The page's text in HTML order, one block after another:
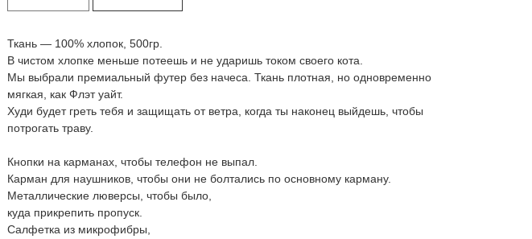
Ткань — 100% хлопок, 500гр.
В чистом хлопке меньше потеешь и не ударишь током своего кота.
Мы выбрали премиальный футер без начеса. Ткань плотная, но одновременно
мягкая, как Флэт уайт.
Худи будет греть тебя и защищать от ветра, когда ты наконец выйдешь, чтобы
потрогать траву.
Кнопки на карманах, чтобы телефон не выпал.
Карман для наушников, чтобы они не болтались по основному карману.
Металлические люверсы, чтобы было,
куда прикрепить пропуск.
Cалфетка из микрофибры,